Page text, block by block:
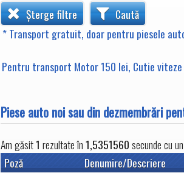
Șterge filtre
Caută
* Transport gratuit, doar pentru piesele
Pentru transport Motor 150 lei, Cutie
Piese auto noi sau din dezmembrări
Am găsit1 rezultate în1,5351560secunde cu
Poză
Denumire/Descriere